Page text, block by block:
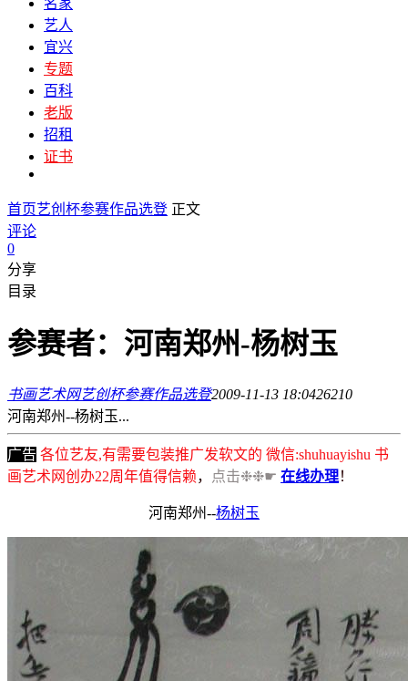
艺人
宜兴
专题
百科
老版
招租
证书
首页艺创杯参赛作品选登 正文
评论
0
分享
目录
参赛者：河南郑州-杨树玉
书画艺术网艺创杯参赛作品选登2009-11-13 18:0426210
河南郑州--杨树玉...
广告 各位艺友,有需要包装推广发软文的 微信:shuhuayishu 书
画艺术网创办22周年值得信赖， 点击❉❉☛ 在线办理！
河南郑州--杨树玉